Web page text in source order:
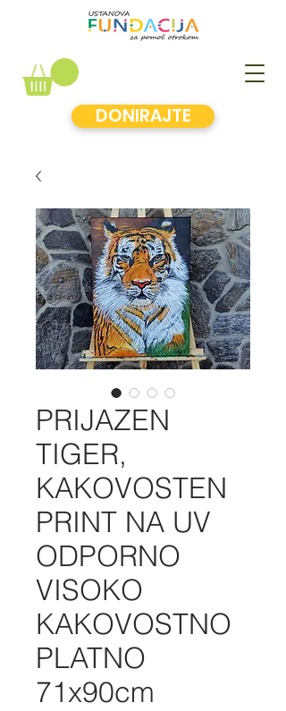
DONIRAJTE
PRIJAZEN
TIGER,
KAKOVOSTEN
PRINT NA UV
ODPORNO
VISOKO
KAKOVOSTNO
PLATNO
71x90cm